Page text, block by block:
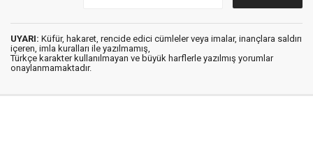
UYARI: Küfür, hakaret, rencide edici cümleler veya imalar, inançlara saldırı
içeren, imla kuralları ile yazılmamış,
Türkçe karakter kullanılmayan ve büyük harflerle yazılmış yorumlar
onaylanmamaktadır.